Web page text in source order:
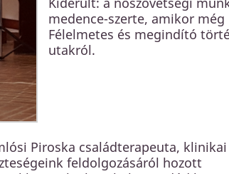
medence-szerte, amikor
Félelmetes és megindító
utakról.
Piroska családterapeuta, klinikai
feldolgozásáról hozott